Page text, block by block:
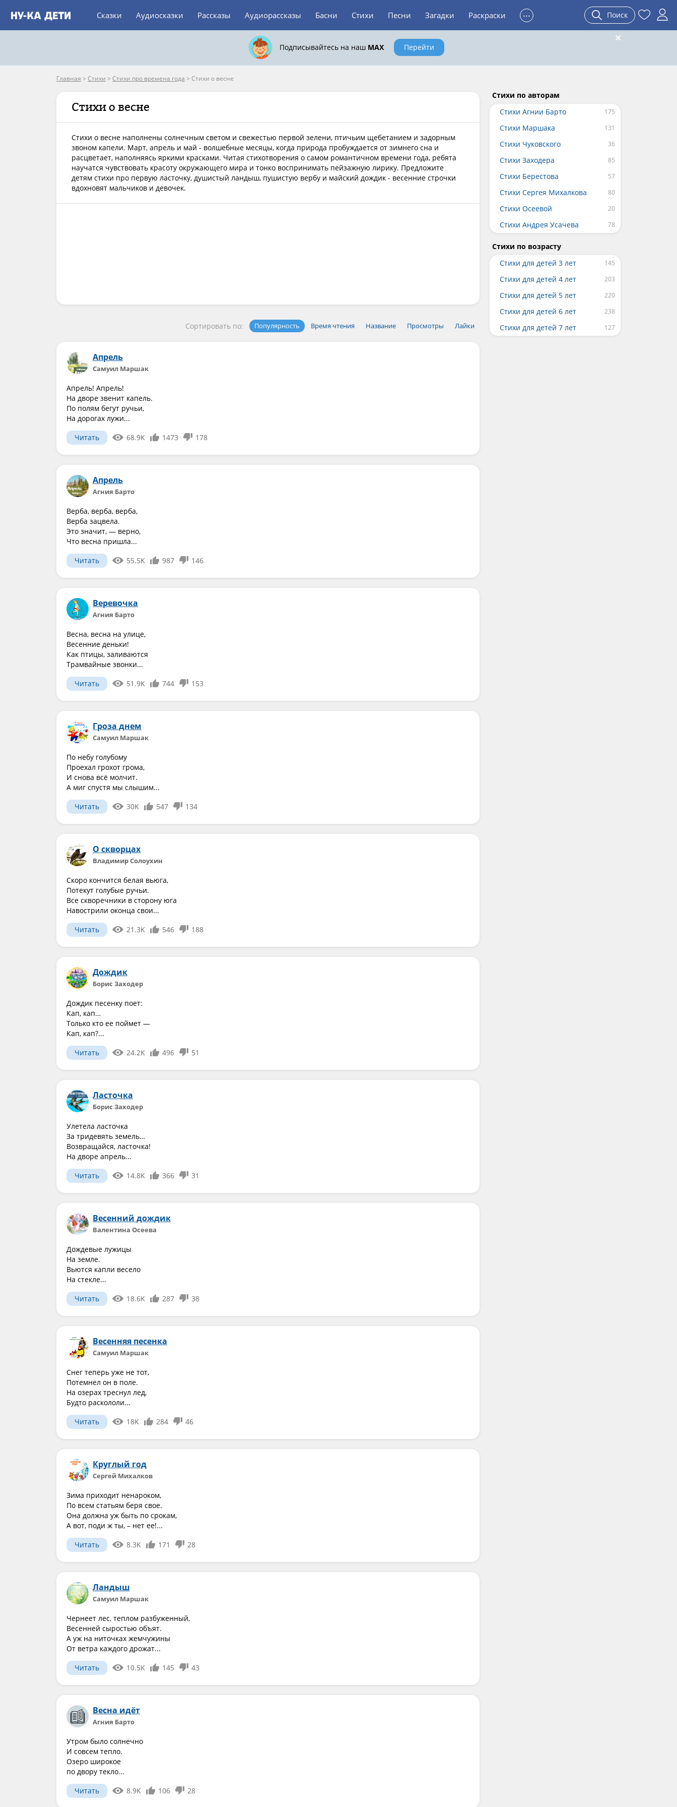
Сказки Аудиосказки Рассказы Аудиорассказы Басни Стихи Песни Загадки Раскраски ... Поиск
Подписывайтесь на наш MAX Перейти
Главная > Стихи > Стихи про времена года > Стихи о весне
Стихи о весне
Стихи о весне наполнены солнечным светом и свежестью первой зелени, птичьим щебетанием и задорным
звоном капели. Март, апрель и май - волшебные месяцы, когда природа пробуждается от зимнего сна и
расцветает, наполняясь яркими красками. Читая стихотворения о самом романтичном времени года, ребята
научатся чувствовать красоту окружающего мира и тонко воспринимать пейзажную лирику. Предложите
детям стихи про первую ласточку, душистый ландыш, пушистую вербу и майский дождик - весенние строчки
вдохновят мальчиков и девочек.
Сортировать по: Популярность Время чтения Название Просмотры Лайки
Апрель
Самуил Маршак
Апрель! Апрель!
На дворе звенит капель.
По полям бегут ручьи,
На дорогах лужи...
Читать
68.9K 1473 178
Апрель
Агния Барто
Верба, верба, верба,
Верба зацвела.
Это значит, — верно,
Что весна пришла...
Читать
55.5K 987 146
Веревочка
Агния Барто
Весна, весна на улице,
Весенние деньки!
Как птицы, заливаются
Трамвайные звонки...
Читать
51.9K 744 153
Гроза днем
Самуил Маршак
По небу голубому
Проехал грохот грома,
И снова всё молчит.
А миг спустя мы слышим...
Читать
30K 547 134
О скворцах
Владимир Солоухин
Скоро кончится белая вьюга,
Потекут голубые ручьи.
Все скворечники в сторону юга
Навострили оконца свои...
Читать
21.3K 546 188
Дождик
Борис Заходер
Дождик песенку поет:
Кап, кап…
Только кто ее поймет —
Кап, кап?...
Читать
24.2K 496 51
Ласточка
Борис Заходер
Улетела ласточка
За тридевять земель…
Возвращайся, ласточка!
На дворе апрель...
Читать
14.8K 366 31
Весенний дождик
Валентина Осеева
Дождевые лужицы
На земле.
Вьются капли весело
На стекле...
Читать
18.6K 287 38
Весенняя песенка
Самуил Маршак
Снег теперь уже не тот,
Потемнел он в поле.
На озерах треснул лед,
Будто раскололи...
Читать
18K 284 46
Круглый год
Сергей Михалков
Зима приходит ненароком,
По всем статьям беря свое.
Она должна уж быть по срокам,
А вот, поди ж ты, – нет ее!...
Читать
8.3K 171 28
Ландыш
Самуил Маршак
Чернеет лес, теплом разбуженный,
Весенней сыростью объят.
А уж на ниточках жемчужины
От ветра каждого дрожат...
Читать
10.5K 145 43
Весна идёт
Агния Барто
Утром было солнечно
И совсем тепло.
Озеро широкое
по двору текло...
Читать
8.9K 106 28
Стихи по авторам
Стихи Агнии Барто
Стихи Маршака
Стихи Чуковского
Стихи Заходера
Стихи Берестова
Стихи Сергея Михалкова
Стихи Осеевой
Стихи Андрея Усачева
Стихи по возрасту
Стихи для детей 3 лет
Стихи для детей 4 лет
Стихи для детей 5 лет
Стихи для детей 6 лет
Стихи для детей 7 лет